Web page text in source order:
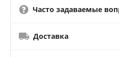
Часто задаваемые
Доставка